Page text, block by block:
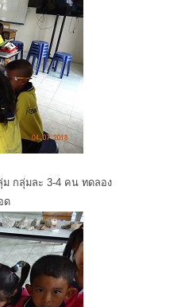
กลุ่มละ 3-4 คน ทดลอง
ด